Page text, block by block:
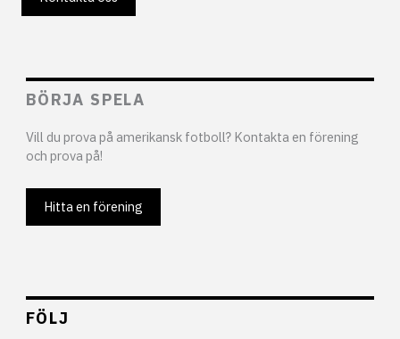
BÖRJA SPELA
Vill du prova på amerikansk fotboll? Kontakta en förening
och prova på!
Hitta en förening
FÖLJ